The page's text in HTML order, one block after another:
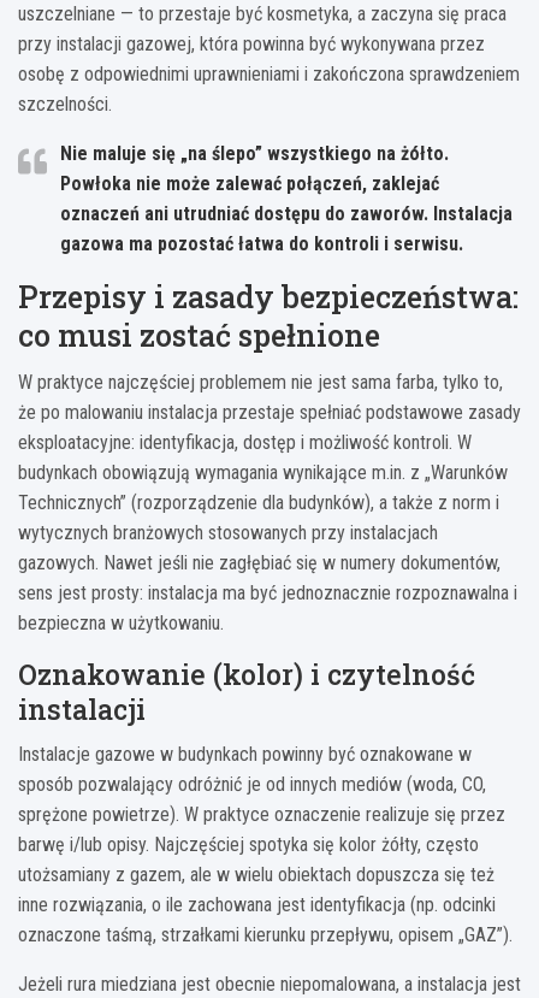
uszczelniane — to przestaje być kosmetyka, a zaczyna się praca
przy instalacji gazowej, która powinna być wykonywana przez
osobę z odpowiednimi uprawnieniami i zakończona sprawdzeniem
szczelności.
Nie maluje się „na ślepo” wszystkiego na żółto.
Powłoka nie może zalewać połączeń, zaklejać
oznaczeń ani utrudniać dostępu do zaworów. Instalacja
gazowa ma pozostać łatwa do kontroli i serwisu.
Przepisy i zasady bezpieczeństwa:
co musi zostać spełnione
W praktyce najczęściej problemem nie jest sama farba, tylko to,
że po malowaniu instalacja przestaje spełniać podstawowe zasady
eksploatacyjne: identyfikacja, dostęp i możliwość kontroli. W
budynkach obowiązują wymagania wynikające m.in. z „Warunków
Technicznych” (rozporządzenie dla budynków), a także z norm i
wytycznych branżowych stosowanych przy instalacjach
gazowych. Nawet jeśli nie zagłębiać się w numery dokumentów,
sens jest prosty: instalacja ma być jednoznacznie rozpoznawalna i
bezpieczna w użytkowaniu.
Oznakowanie (kolor) i czytelność
instalacji
Instalacje gazowe w budynkach powinny być oznakowane w
sposób pozwalający odróżnić je od innych mediów (woda, CO,
sprężone powietrze). W praktyce oznaczenie realizuje się przez
barwę i/lub opisy. Najczęściej spotyka się kolor żółty, często
utożsamiany z gazem, ale w wielu obiektach dopuszcza się też
inne rozwiązania, o ile zachowana jest identyfikacja (np. odcinki
oznaczone taśmą, strzałkami kierunku przepływu, opisem „GAZ”).
Jeżeli rura miedziana jest obecnie niepomalowana, a instalacja jest